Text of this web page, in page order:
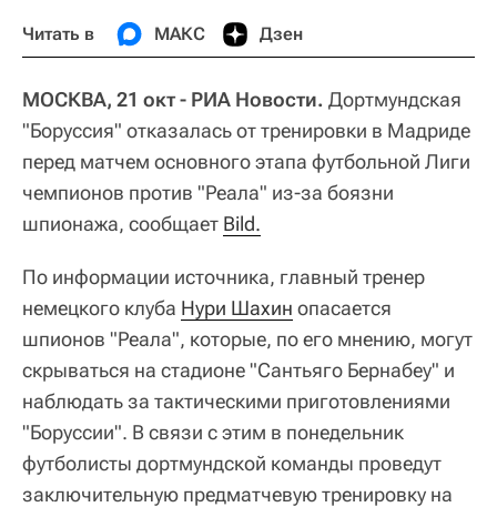
Читать в МАКС Дзен
МОСКВА, 21 окт - РИА Новости. Дортмундская
"Боруссия" отказалась от тренировки в Мадриде
перед матчем основного этапа футбольной Лиги
чемпионов против "Реала" из-за боязни
шпионажа, сообщает Bild.
По информации источника, главный тренер
немецкого клуба Нури Шахин опасается
шпионов "Реала", которые, по его мнению, могут
скрываться на стадионе "Сантьяго Бернабеу" и
наблюдать за тактическими приготовлениями
"Боруссии". В связи с этим в понедельник
футболисты дортмундской команды проведут
заключительную предматчевую тренировку на